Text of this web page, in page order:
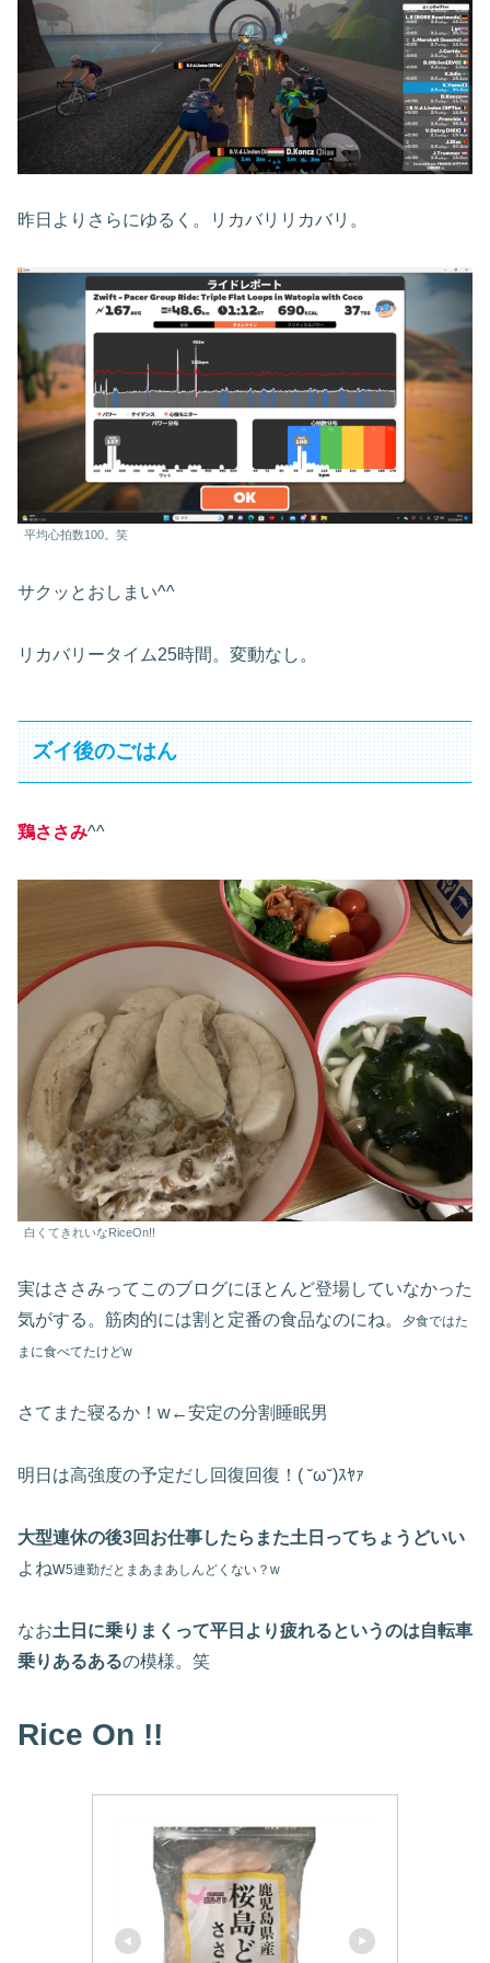
昨日よりさらにゆるく。リカバリリカバリ。
平均心拍数100。笑
サクッとおしまい^^
リカバリータイム25時間。変動なし。
ズイ後のごはん
鶏ささみ^^
白くてきれいなRiceOn!!
実はささみってこのブログにほとんど登場していなかった
気がする。筋肉的には割と定番の食品なのにね。
夕食ではた
まに食べてたけどw
さてまた寝るか！w←安定の分割睡眠男
明日は高強度の予定だし回復回復！( ˘ω˘)ｽﾔｧ
大型連休の後3回お仕事したらまた土日ってちょうどいい
よねw5連勤だとまあまあしんどくない？w
なお土日に乗りまくって平日より疲れるというのは自転車
乗りあるあるの模様。笑
Rice On !!